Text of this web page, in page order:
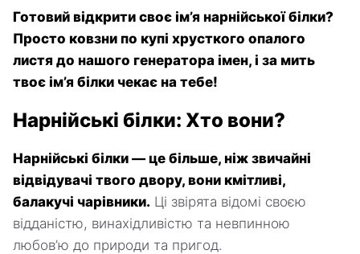
Готовий відкрити своє ім’я нарнійської білки?
Просто ковзни по купі хрусткого опалого
листя до нашого генератора імен, і за мить
твоє ім’я білки чекає на тебе!
Нарнійські білки: Хто вони?
Нарнійські білки — це більше, ніж звичайні
відвідувачі твого двору, вони кмітливі,
балакучі чарівники. Ці звірята відомі своєю
відданістю, винахідливістю та невпинною
любов’ю до природи та пригод.